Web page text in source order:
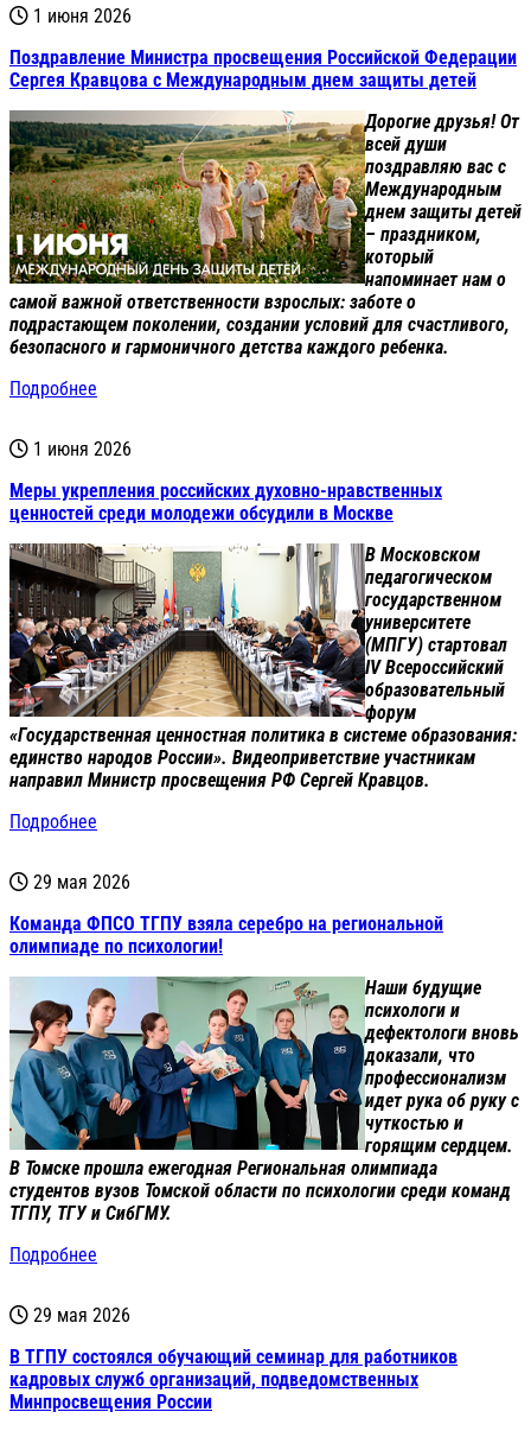
1 июня 2026
Поздравление Министра просвещения Российской Федерации
Сергея Кравцова с Международным днем защиты детей
Дорогие друзья! От
всей души
поздравляю вас с
Международным
днем защиты детей
– праздником,
который
напоминает нам о
самой важной ответственности взрослых: заботе о
подрастающем поколении, создании условий для счастливого,
безопасного и гармоничного детства каждого ребенка.
Подробнее
1 июня 2026
Меры укрепления российских духовно-нравственных
ценностей среди молодежи обсудили в Москве
В Московском
педагогическом
государственном
университете
(МПГУ) стартовал
IV Всероссийский
образовательный
форум
«Государственная ценностная политика в системе образования:
единство народов России». Видеоприветствие участникам
направил Министр просвещения РФ Сергей Кравцов.
Подробнее
29 мая 2026
Команда ФПСО ТГПУ взяла серебро на региональной
олимпиаде по психологии!
Наши будущие
психологи и
дефектологи вновь
доказали, что
профессионализм
идет рука об руку с
чуткостью и
горящим сердцем.
В Томске прошла ежегодная Региональная олимпиада
студентов вузов Томской области по психологии среди команд
ТГПУ, ТГУ и СибГМУ.
Подробнее
29 мая 2026
В ТГПУ состоялся обучающий семинар для работников
кадровых служб организаций, подведомственных
Минпросвещения России